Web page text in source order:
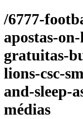
/6777-
apostas-
gratuitas-
lions-csc-
and-sleep-
médias